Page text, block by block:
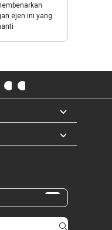
ejen ini yang